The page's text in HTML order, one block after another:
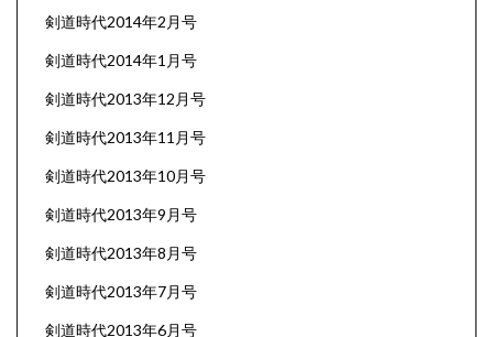
剣道時代2014年2月号
剣道時代2014年1月号
剣道時代2013年12月号
剣道時代2013年11月号
剣道時代2013年10月号
剣道時代2013年9月号
剣道時代2013年8月号
剣道時代2013年7月号
剣道時代2013年6月号